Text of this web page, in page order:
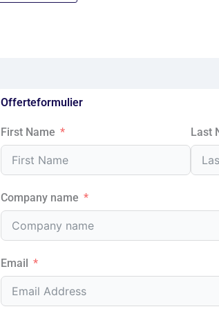
Offerteformulier
First Name Last
Company name
Email